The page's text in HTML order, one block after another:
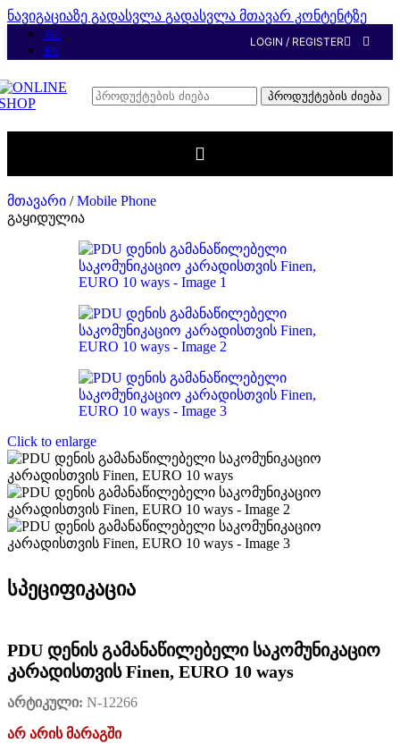
ნავიგაციაზე გადასვლა გადასვლა მთავარ კონტენტზე
GE
EN
LOGIN / REGISTER
პროდუქტების ძიება
მთავარი / Mobile Phone
გაყიდულია
Click to enlarge
სპეციფიკაცია
PDU დენის გამანაწილებელი საკომუნიკაციო
კარადისთვის Finen, EURO 10 ways
არტიკული: N-12266
არ არის მარაგში